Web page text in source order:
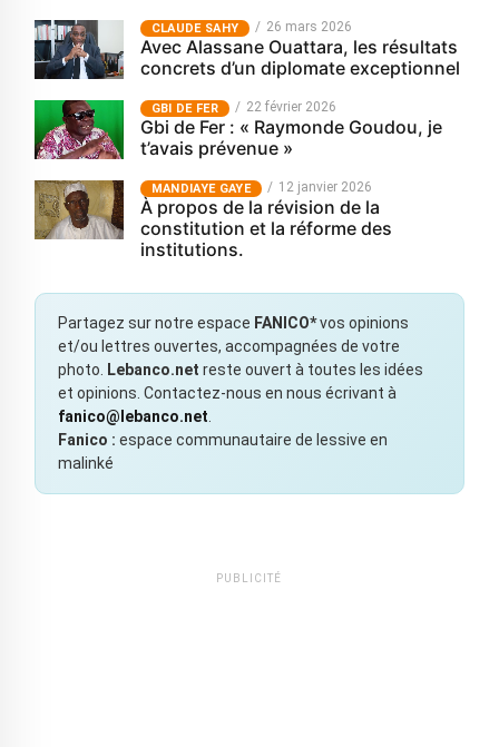
CLAUDE SAHY 26 mars 2026
Avec Alassane Ouattara, les résultats
concrets d’un diplomate exceptionnel
GBI DE FER 22 février 2026
Gbi de Fer : « Raymonde Goudou, je
t’avais prévenue »
MANDIAYE GAYE 12 janvier 2026
À propos de la révision de la
constitution et la réforme des
institutions.
Partagez sur notre espace FANICO*vos opinions
et/ou lettres ouvertes, accompagnées de votre
photo.
Lebanco.net reste ouvert à toutes les idées
et opinions. Contactez-nous en nous écrivant à
fanico@lebanco.net
Fanico : espace communautaire de lessive en
malinké
PUBLICITÉ